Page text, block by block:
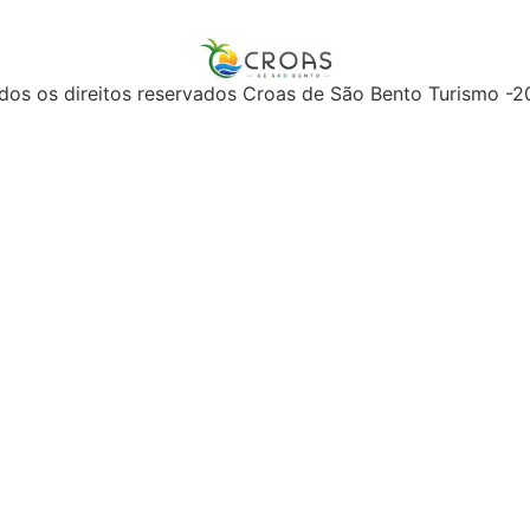
os direitos reservados Croas de São Bento Turismo -